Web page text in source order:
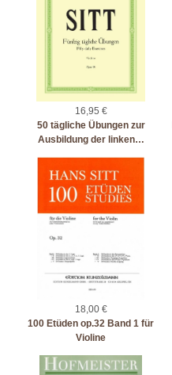
16,95 €
50 tägliche Übungen zur
Ausbildung der linken…
18,00 €
100 Etüden op.32 Band 1 für
Violine